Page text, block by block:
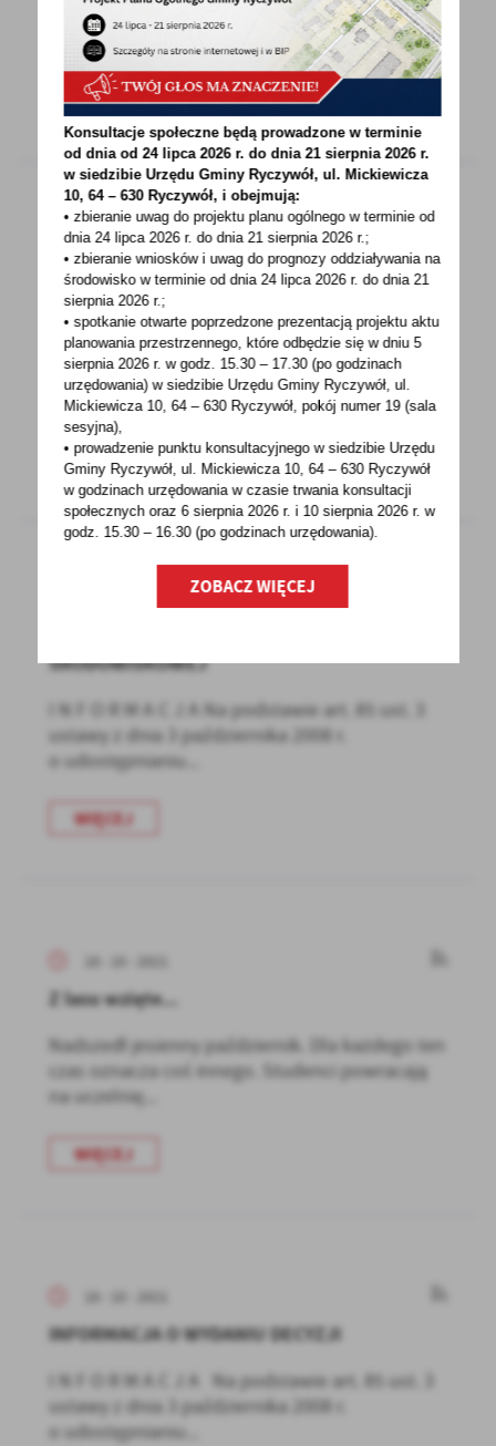
o posiadanym źródle ciepła lub spalania
paliw...
WIĘCEJ
20 - 10 - 2021
INFORMACJA O WYDANEJ DECYZJI
ŚRODOWISKOWEJ
I N F O R M A C J A Na podstawie art. 85 ust. 3
ustawy z dnia 3 października 2008 r.
o udostępnianiu...
WIĘCEJ
ŚRODOWISKOWEJ
I N F O R M A C J A Na podstawie art. 85 ust. 3
ustawy z dnia 3 października 2008 r.
o udostępnianiu...
WIĘCEJ
Z lasu wzięte...
Nadszedł jesienny październik. Dla każdego ten
czas oznacza coś innego. Studenci powracają
na uczelnię...
WIĘCEJ
INFORMACJA O WYDANIU DECYZJI
I N F O R M A C J A Na podstawie art. 85 ust. 3
ustawy z dnia 3 października 2008 r.
o udostępnianiu...
Konsultacje społeczne będą prowadzone w terminie
od dnia od 24 lipca 2026 r. do dnia 21 sierpnia 2026 r.
w siedzibie Urzędu Gminy Ryczywół, ul. Mickiewicza
10, 64 – 630 Ryczywół, i obejmują:
• zbieranie uwag do projektu planu ogólnego w terminie od
dnia 24 lipca 2026 r. do dnia 21 sierpnia 2026 r.;
• zbieranie wniosków i uwag do prognozy oddziaływania na
środowisko w terminie od dnia 24 lipca 2026 r. do dnia 21
sierpnia 2026 r.;
• spotkanie otwarte poprzedzone prezentacją projektu aktu
planowania przestrzennego, które odbędzie się w dniu 5
sierpnia 2026 r.w godz. 15.30 – 17.30 (po godzinach
urzędowania) w siedzibie Urzędu Gminy Ryczywół, ul.
Mickiewicza 10, 64 – 630 Ryczywół, pokójnumer 19 (sala
sesyjna),
• prowadzenie punktu konsultacyjnego w siedzibie Urzędu
Gminy Ryczywół, ul. Mickiewicza 10, 64 – 630 Ryczywół
w godzinachurzędowania w czasie trwania konsultacji
społecznych oraz 6 sierpnia 2026 r. i 10 sierpnia 2026 r. w
godz. 15.30 – 16.30 (po godzinachurzędowania).
ZOBACZ WIĘCEJ